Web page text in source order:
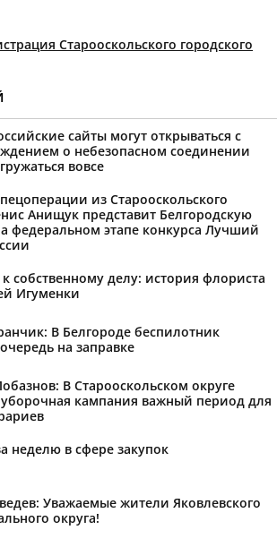
Старооскольского городского
сайты могут открываться с
о небезопасном соединении
вовсе
из Старооскольского
Анищук представит Белгородскую
федеральном этапе конкурса Лучший
собственному делу: история флориста
Игуменки
В Белгороде беспилотник
на заправке
В Старооскольском округе
уборочная кампания важный период для
неделю в сфере закупок
Уважаемые жители Яковлевского
округа!